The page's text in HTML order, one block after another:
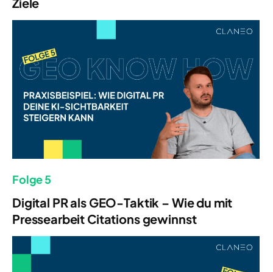
Folge 5
Digital PR als GEO-Taktik – Wie du mit
Pressearbeit Citations gewinnst